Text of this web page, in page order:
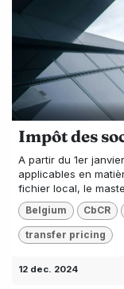
Impôt des
A partir du 1er
applicables en
fichier local, le
Belgium CbCR
transfer pricing
12 dec. 2024